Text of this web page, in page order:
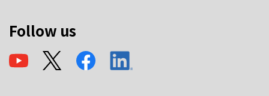
Follow us